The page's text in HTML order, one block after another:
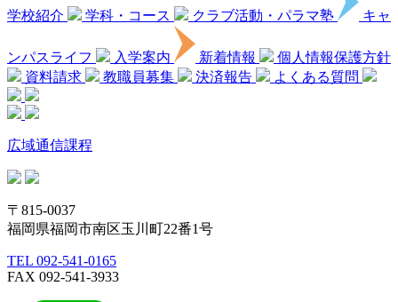
学校紹介 学科・コース クラブ活動・パラマ塾 キャ
ンパスライフ 入学案内 新着情報
個人情報保護方針
資料請求
教職員募集 決済報告 よくある質問
広域通信課程
〒815-0037
福岡県福岡市南区玉川町22番1号
TEL 092-541-0165
FAX 092-541-3933